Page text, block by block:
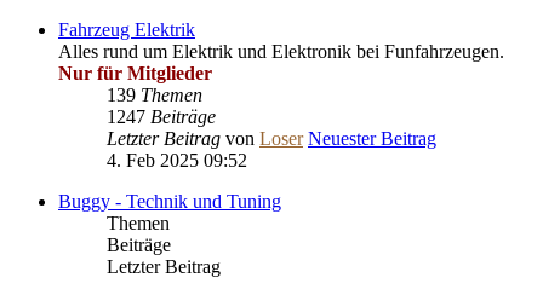
Fahrzeug Elektrik
Alles rund um Elektrik und Elektronik bei Funfahrzeugen.
Nur für Mitglieder
139 Themen
1247 Beiträge
Letzter Beitrag von Loser Neuester Beitrag
4. Feb 2025 09:52
Buggy - Technik und Tuning
Themen
Beiträge
Letzter Beitrag